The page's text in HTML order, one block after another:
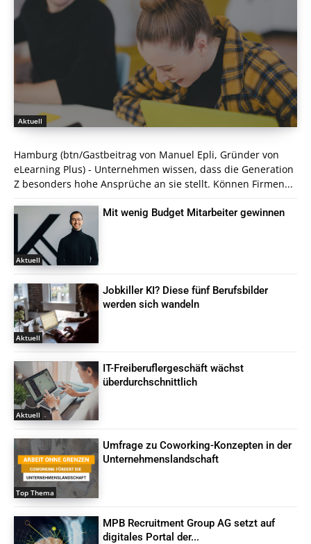
Aktuell
Hamburg (btn/Gastbeitrag von Manuel Epli, Gründer von
eLearning Plus) - Unternehmen wissen, dass die Generation
Z besonders hohe Ansprüche an sie stellt. Können Firmen...
Aktuell
Mit wenig Budget Mitarbeiter gewinnen
Aktuell
Jobkiller KI? Diese fünf Berufsbilder
werden sich wandeln
Aktuell
IT-Freiberuflergeschäft wächst
überdurchschnittlich
Top Thema
Umfrage zu Coworking-Konzepten in der
Unternehmenslandschaft
MPB Recruitment Group AG setzt auf
digitales Portal der...